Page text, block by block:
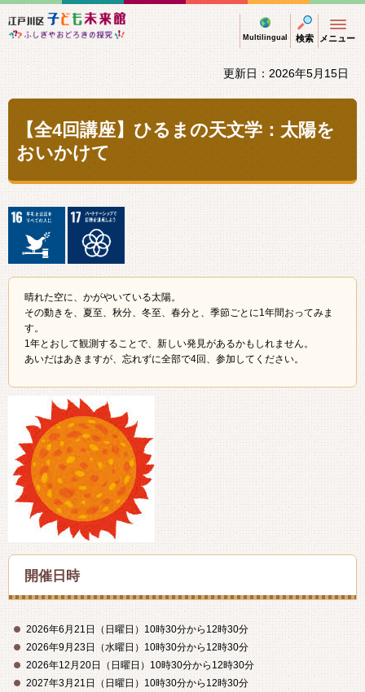
江戸川区子ども未来館 ふしぎやおどろきの探
Multilingual 検索 メニュー
更新日：2026年5月15日
【全4回講座】ひるまの天文学：太陽を
おいかけて
晴れた空に、かがやいている太陽。
その動きを、夏至、秋分、冬至、春分と、季節ごとに1年間おってみま
す。
1年とおして観測することで、新しい発見があるかもしれません。
あいだはあきますが、忘れずに全部で4回、参加してください。
開催日時
2026年6月21日（日曜日）10時30分から12時30分
2026年9月23日（水曜日）10時30分から12時30分
2026年12月20日（日曜日）10時30分から12時30分
2027年3月21日（日曜日）10時30分から12時30分